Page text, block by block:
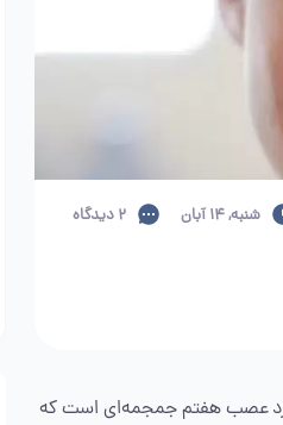
شنبه, 14 آبان 2 دیدگاه
عصب هفتم جمجمه‌ای است که